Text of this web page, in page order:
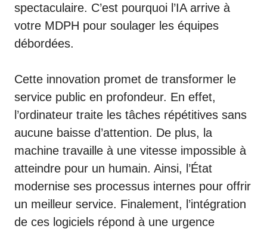
spectaculaire. C’est pourquoi l’IA arrive à
votre MDPH pour soulager les équipes
débordées.
Cette innovation promet de transformer le
service public en profondeur. En effet,
l’ordinateur traite les tâches répétitives sans
aucune baisse d’attention. De plus, la
machine travaille à une vitesse impossible à
atteindre pour un humain. Ainsi, l’État
modernise ses processus internes pour offrir
un meilleur service. Finalement, l’intégration
de ces logiciels répond à une urgence